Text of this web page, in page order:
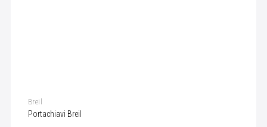
Breil
Portachiavi Breil